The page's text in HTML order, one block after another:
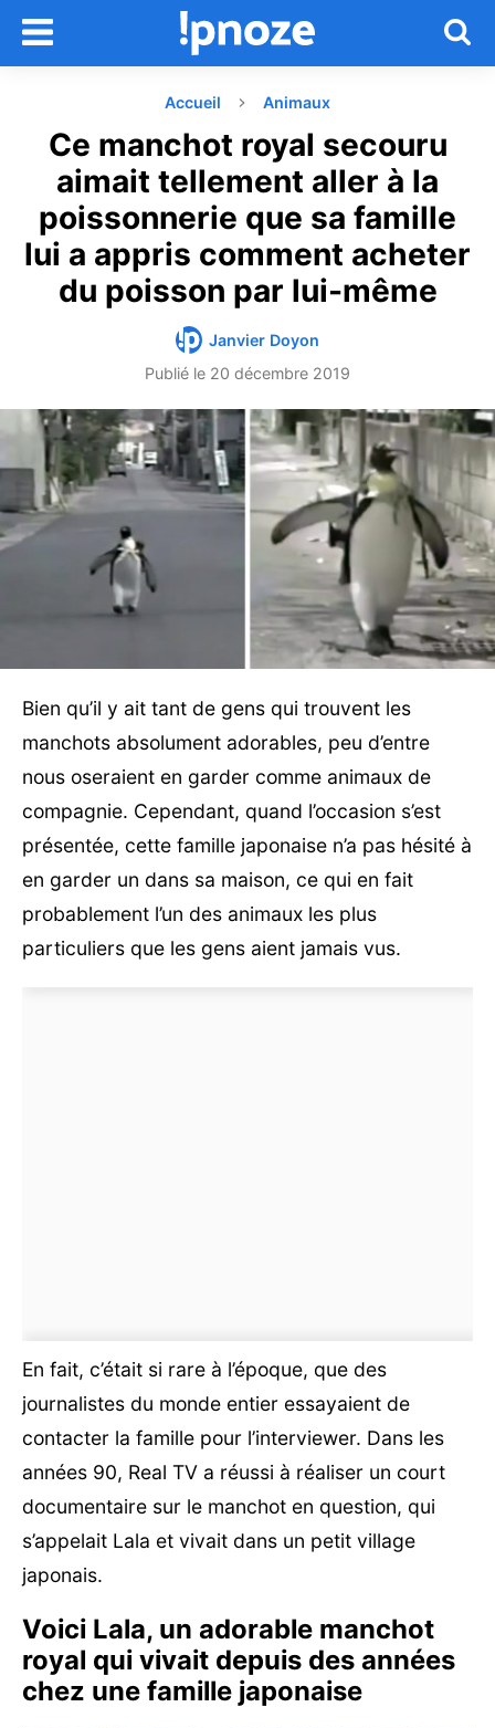
Accueil Animaux
Ce manchot royal secouru
aimait tellement aller à la
poissonnerie que sa famille
lui a appris comment acheter
du poisson par lui-même
Janvier Doyon
Publié le 20 décembre 2019
Bien qu’il y ait tant de gens qui trouvent les
manchots absolument adorables, peu d’entre
nous oseraient en garder comme animaux de
compagnie. Cependant, quand l’occasion s’est
présentée, cette famille japonaise n’a pas hésité à
en garder un dans sa maison, ce qui en fait
probablement l’un des animaux les plus
particuliers que les gens aient jamais vus.
En fait, c’était si rare à l’époque, que des
journalistes du monde entier essayaient de
contacter la famille pour l’interviewer. Dans les
années 90, Real TV a réussi à réaliser un court
documentaire sur le manchot en question, qui
s’appelait Lala et vivait dans un petit village
japonais.
Voici Lala, un adorable manchot
royal qui vivait depuis des années
chez une famille japonaise